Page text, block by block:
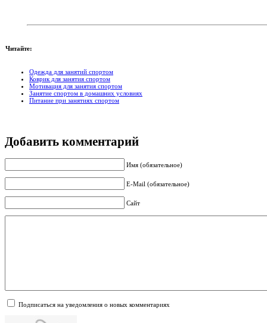
Читайте:
Одежда для занятий спортом
Коврик для занятия спортом
Мотивация для занятия спортом
Занятие спортом в домашних условиях
Питание при занятиях спортом
Добавить комментарий
Имя (обязательное)
E-Mail (обязательное)
Сайт
Подписаться на уведомления о новых комментариях